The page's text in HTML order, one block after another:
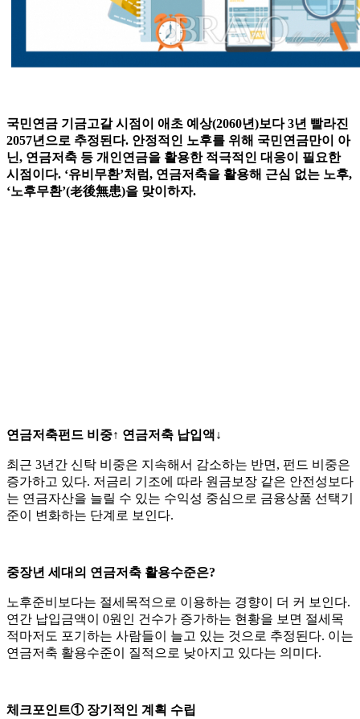
국민연금 기금고갈 시점이 애초 예상(2060년)보다 3년 빨라진
2057년으로 추정된다. 안정적인 노후를 위해 국민연금만이 아
닌, 연금저축 등 개인연금을 활용한 적극적인 대응이 필요한
시점이다. ‘유비무환’처럼, 연금저축을 활용해 근심 없는 노후,
‘노후무환’(老後無患)을 맞이하자.
연금저축펀드 비중↑ 연금저축 납입액↓
최근 3년간 신탁 비중은 지속해서 감소하는 반면, 펀드 비중은
증가하고 있다. 저금리 기조에 따라 원금보장 같은 안전성보다
는 연금자산을 늘릴 수 있는 수익성 중심으로 금융상품 선택기
준이 변화하는 단계로 보인다.
중장년 세대의 연금저축 활용수준은?
노후준비보다는 절세목적으로 이용하는 경향이 더 커 보인다.
연간 납입금액이 0원인 건수가 증가하는 현황을 보면 절세목
적마저도 포기하는 사람들이 늘고 있는 것으로 추정된다. 이는
연금저축 활용수준이 질적으로 낮아지고 있다는 의미다.
체크포인트① 장기적인 계획 수립